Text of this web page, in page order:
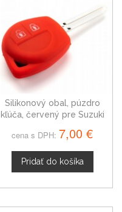
Silikonový obal, púzdro
kľúča, červený pre Suzuki
cena s DPH: 7,00 €
Pridať do košíka